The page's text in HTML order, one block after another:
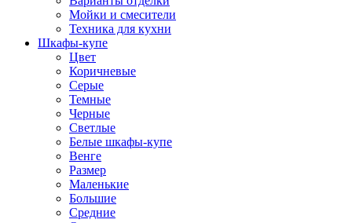
Мойки и смесители
Техника для кухни
Шкафы-купе
Цвет
Коричневые
Серые
Темные
Черные
Светлые
Белые шкафы-купе
Венге
Размер
Маленькие
Большие
Средние